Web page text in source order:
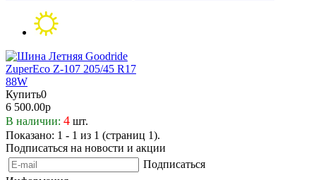
Купить0
6 500.00р
В наличии: 4 шт.
Показано: 1 - 1 из 1 (страниц 1).
Подписаться на новости и акции
Подписаться